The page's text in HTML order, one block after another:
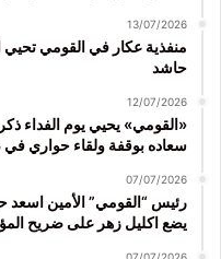
13/07/2026
حاشد
12/07/2026
«القومي» يحيي يوم الفداء
سعاده بوقفة ولقاء حواري في
07/07/2026
رئيس “القومي” الأمين
يضع اكليل زهر على ضريح